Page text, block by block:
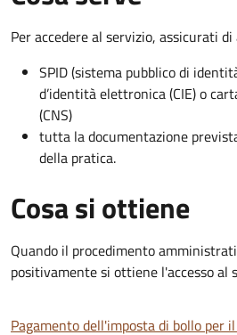
Per accedere al servizio, assicurati di
SPID (sistema pubblico di
d’identità elettronica (CIE) o
(CNS)
tutta la documentazione
della pratica.
Cosa si ottiene
Quando il procedimento
positivamente si ottiene l'accesso al
Pagamento dell'imposta di bollo per